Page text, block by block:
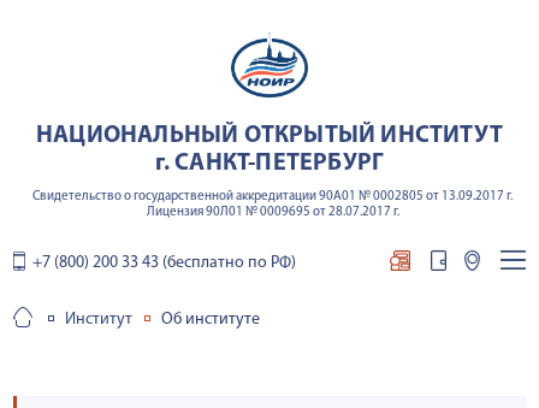
НАЦИОНАЛЬНЫЙ ОТКРЫТЫЙ ИНСТИТУТ
г. САНКТ-ПЕТЕРБУРГ
Свидетельство о государственной аккредитации 90А01 № 0002805 от 13.09.2017 г.
Лицензия 90Л01 № 0009695 от 28.07.2017 г.
+7 (800) 200 33 43 (бесплатно по РФ)
Институт Об институте